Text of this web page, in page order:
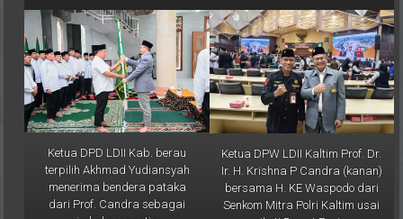
Ketua DPD LDII Kab. berau
terpilih Akhmad Yudiansyah
menerima bendera pataka
dari Prof. Candra sebagai
Ketua DPW LDII Kaltim Prof. Dr.
Ir. H. Krishna P Candra (kanan)
bersama H. KE Waspodo dari
Senkom Mitra Polri Kaltim usai